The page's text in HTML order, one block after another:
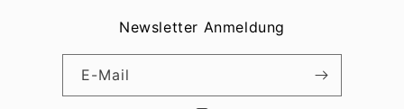
Newsletter Anmeldung
E-Mail